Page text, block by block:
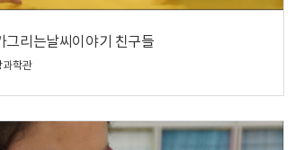
그리는날씨이야기 친구들
과학관